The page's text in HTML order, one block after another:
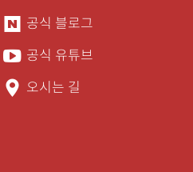
공식 블로그
공식 유튜브
오시는 길